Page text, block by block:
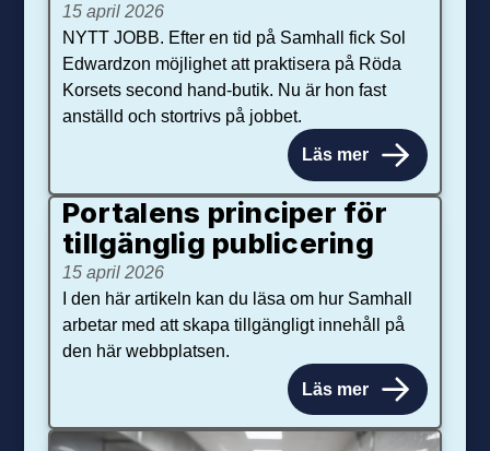
15 april 2026
NYTT JOBB. Efter en tid på Samhall fick Sol
Edwardzon möjlighet att praktisera på Röda
Korsets second hand-butik. Nu är hon fast
anställd och stortrivs på jobbet.
Läs mer
Portalens principer för
tillgänglig publicering
15 april 2026
I den här artikeln kan du läsa om hur Samhall
arbetar med att skapa tillgängligt innehåll på
den här webbplatsen.
Läs mer